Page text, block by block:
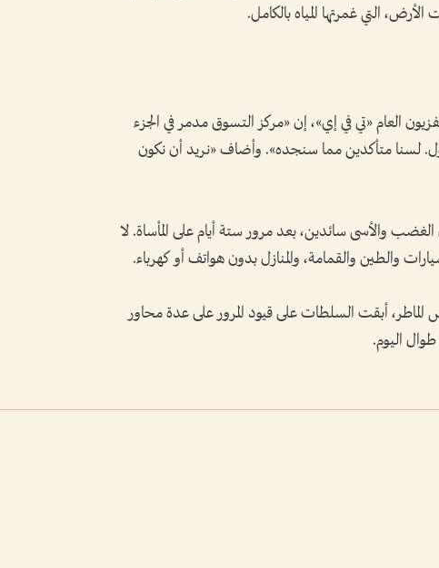
التي غمرتها المياه بالكامل.
العام «تي في إي»، إن «مركز التسوق مدمر في الجزء
لسنا متأكدين مما سنجده». وأضاف «نريد أن نكون
الغضب والأسى سائدين، بعد مرور ستة أيام على المأساة. لا
والطين والقمامة، والمنازل بدون هواتف أو كهرباء.
أبقت السلطات على قيود المرور على عدة محاور
اليوم.